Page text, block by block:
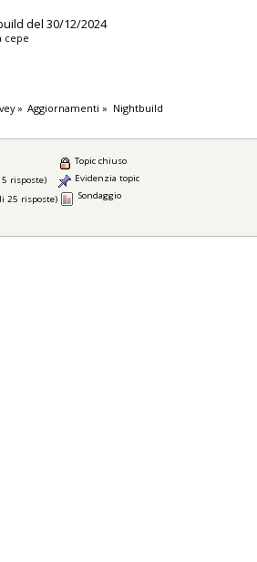
del 30/12/2024
cepe
» Aggiornamenti » Nightbuild
risposte)
25 risposte)
Topic chiuso
Evidenzia topic
Sondaggio